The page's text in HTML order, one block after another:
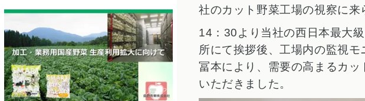
社のカット野菜工場の視察に来
14：30より当社の西日本最大
所にて挨拶後、工場内の監視
冨本により、需要の高まるカ
いただきました。